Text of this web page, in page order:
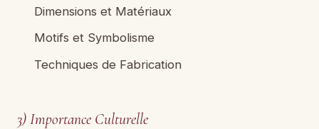
Dimensions et Matériaux
Motifs et Symbolisme
Techniques de Fabrication
3) Importance Culturelle